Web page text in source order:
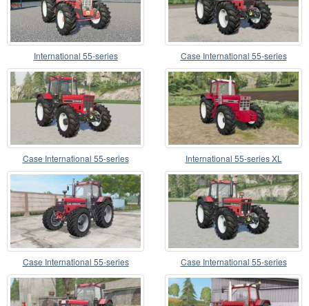
International 55-series Case International 55-series
Case International 55-series International 55-series XL
Case International 55-series Case International 55-series